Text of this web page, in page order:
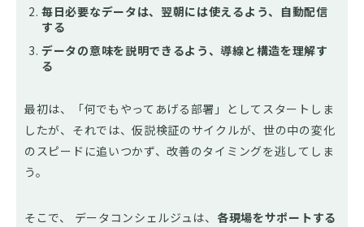
毎日必要なデータは、翌朝には使えるよう、自動配信
する
データの意味を説明できるよう、導線と構造を理解す
る
最初は、「何でもやってあげる部署」としてスタートしま
したが、それでは、仮説検証のサイクルが、世の中の変化
のスピードに追いつかず、改善のタイミングを逃してしま
う。
そこで、 データコンシェルジュは、 各現場をサポートする